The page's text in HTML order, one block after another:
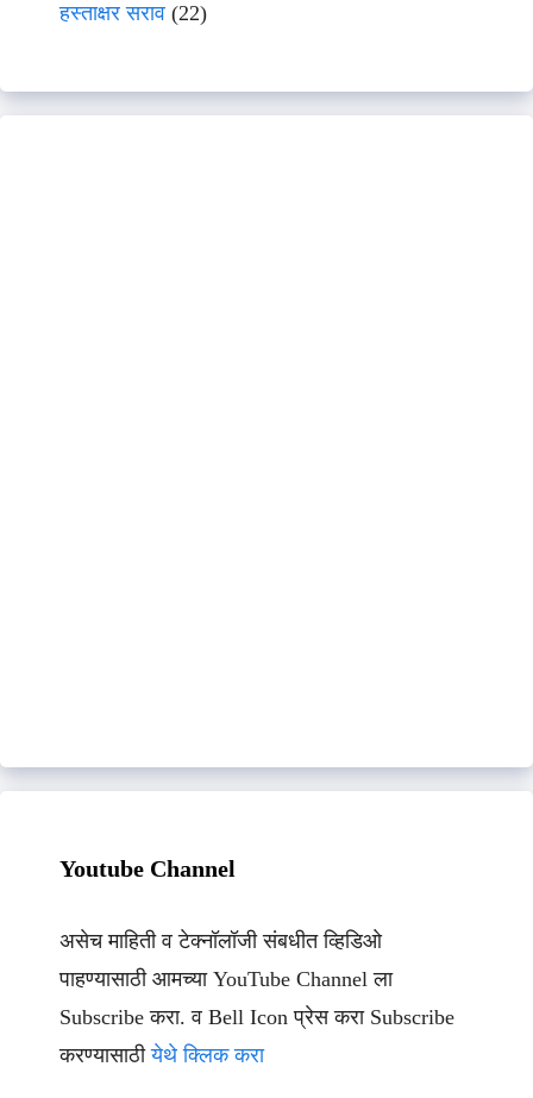
हस्ताक्षर सराव (22)
Youtube Channel
असेच माहिती व टेक्नॉलॉजी संबधीत व्हिडिओ
पाहण्यासाठी आमच्या YouTube Channel ला
Subscribe करा. व Bell Icon प्रेस करा Subscribe
करण्यासाठीयेथे क्लिक करा